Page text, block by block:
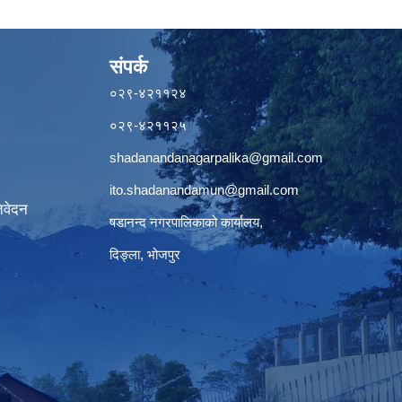
संपर्क
०२९-४२११२४
०२९-४२११२५
shadanandanagarpalika@gmail.com
ito.shadanandamun@gmail.com
षडानन्द नगरपालिकाको कार्यालय,
दिङ्ला, भोजपुर